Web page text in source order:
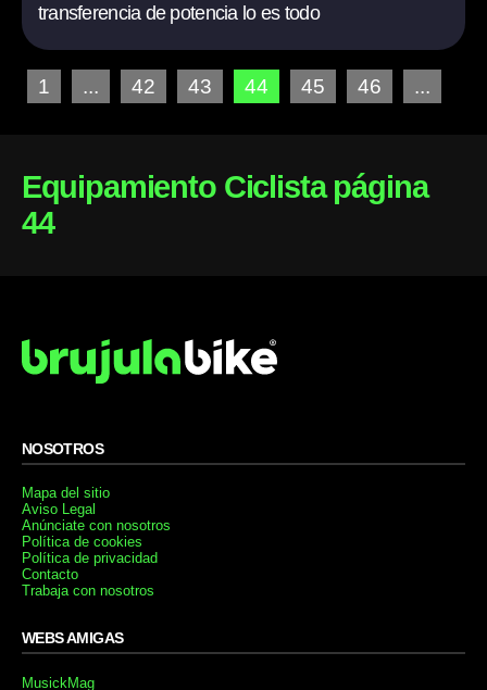
transferencia de potencia lo es todo
1 ... 42 43 44 45 46 ...
Equipamiento Ciclista página
44
NOSOTROS
Mapa del sitio
Aviso Legal
Anúnciate con nosotros
Política de cookies
Política de privacidad
Contacto
Trabaja con nosotros
WEBS AMIGAS
MusickMag